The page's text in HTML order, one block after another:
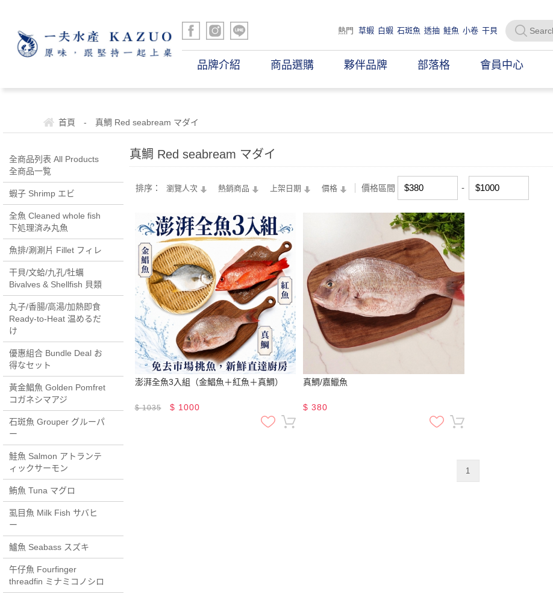
熱門 草蝦 白蝦 石斑魚 透抽 鮭魚 小卷 干貝
品牌介紹 商品選購 夥伴品牌 部落格 會員中心
首頁 - 真鯛 Red seabream マダイ
全商品列表 All Products
全商品一覧
蝦子 Shrimp エビ
全魚 Cleaned whole fish
下処理済み丸魚
魚排/涮涮片 Fillet フィレ
干貝/文蛤/九孔/牡蠣
Bivalves & Shellfish 貝類
丸子/香腸/高湯/加熱即食
Ready-to-Heat 温めるだ
け
優惠組合 Bundle Deal お
得なセット
黃金鯧魚 Golden Pomfret
コガネシマアジ
石斑魚 Grouper グルーパ
ー
鮭魚 Salmon アトランテ
ィックサーモン
鮪魚 Tuna マグロ
虱目魚 Milk Fish サバヒ
ー
鱸魚 Seabass スズキ
午仔魚 Fourfinger
threadfin ミナミコノシロ
真鯛 Red seabream マダイ
排序： 瀏覽人次 熱銷商品 上架日期 價格 價格區間
澎湃全魚3入組（金鯧魚＋紅魚＋真鯛）
$1035 $ 1000
真鯛/嘉鱲魚
$380
1